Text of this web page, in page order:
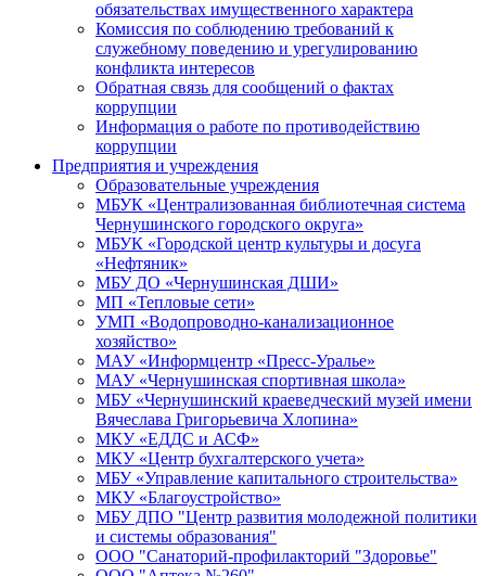
обязательствах имущественного характера
Комиссия по соблюдению требований к
служебному поведению и урегулированию
конфликта интересов
Обратная связь для сообщений о фактах
коррупции
Информация о работе по противодействию
коррупции
Предприятия и учреждения
Образовательные учреждения
МБУК «Централизованная библиотечная система
Чернушинского городского округа»
МБУК «Городской центр культуры и досуга
«Нефтяник»
МБУ ДО «Чернушинская ДШИ»
МП «Тепловые сети»
УМП «Водопроводно-канализационное
хозяйство»
МАУ «Информцентр «Пресс-Уралье»
МАУ «Чернушинская спортивная школа»
МБУ «Чернушинский краеведческий музей имени
Вячеслава Григорьевича Хлопина»
МКУ «ЕДДС и АСФ»
МКУ «Центр бухгалтерского учета»
МБУ «Управление капитального строительства»
МКУ «Благоустройство»
МБУ ДПО "Центр развития молодежной политики
и системы образования"
ООО "Санаторий-профилакторий "Здоровье"